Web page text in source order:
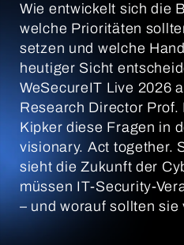
Wie entwickelt sich die
welche Prioritäten
setzen und welche
heutiger Sicht
WeSecureIT Live 2026
Research Director Prof.
Kipker diese Fragen in
visionary. Act together.
sieht die Zukunft der
müssen IT-Security-
– und worauf sollten sie